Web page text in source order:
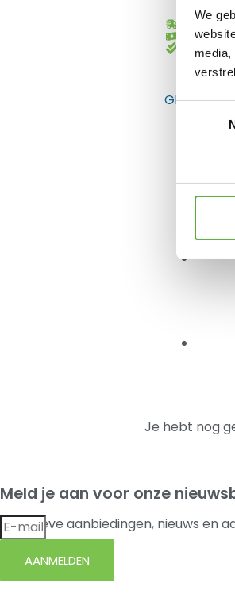
We
Gratis
Achteraf
Je hebt nog
Meld je aan voor onze
Exclusieve aanbiedingen, nieuws en
AANMELDEN